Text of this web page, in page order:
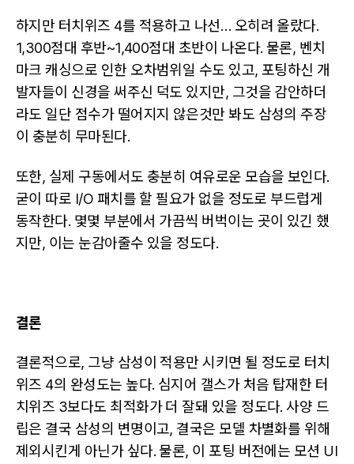
하지만 터치위즈 4를 적용하고 나선… 오히려 올랐다.
1,300점대 후반~1,400점대 초반이 나온다. 물론, 벤치
마크 캐싱으로 인한 오차범위일 수도 있고, 포팅하신 개
발자들이 신경을 써주신 덕도 있지만, 그것을 감안하더
라도 일단 점수가 떨어지지 않은것만 봐도 삼성의 주장
이 충분히 무마된다.
또한, 실제 구동에서도 충분히 여유로운 모습을 보인다.
굳이 따로 I/O 패치를 할 필요가 없을 정도로 부드럽게
동작한다. 몇몇 부분에서 가끔씩 버벅이는 곳이 있긴 했
지만, 이는 눈감아줄수 있을 정도다.
결론
결론적으로, 그냥 삼성이 적용만 시키면 될 정도로 터치
위즈 4의 완성도는 높다. 심지어 갤스가 처음 탑재한 터
치위즈 3보다도 최적화가 더 잘돼 있을 정도다. 사양 드
립은 결국 삼성의 변명이고, 결국은 모델 차별화를 위해
제외시킨게 아닌가 싶다. 물론, 이 포팅 버전에는 모션 UI